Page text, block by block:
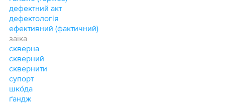
дефектний акт
дефектологія
ефективний (фактичний)
заїка
скверна
скверний
сквернити
супорт
шко́да
ґандж